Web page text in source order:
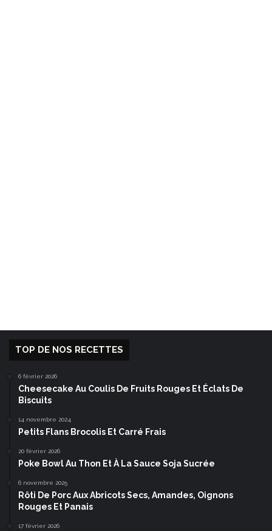
TOP DE NOS RECETTES
6 février 2026
Cheesecake Au Coulis De Fruits Rouges Et Éclats De
Biscuits
14 novembre 2024
Petits Flans Brocolis Et Carré Frais
20 février 2026
Poke Bowl Au Thon Et À La Sauce Soja Sucrée
6 novembre 2025
Rôti De Porc Aux Abricots Secs, Amandes, Oignons
Rouges Et Panais
17 février 2026